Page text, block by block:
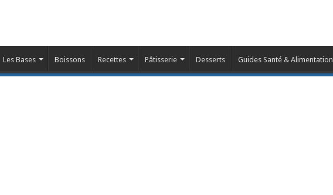
Les Bases Boissons Recettes Pâtisserie Desserts Guides Santé & Alimentation